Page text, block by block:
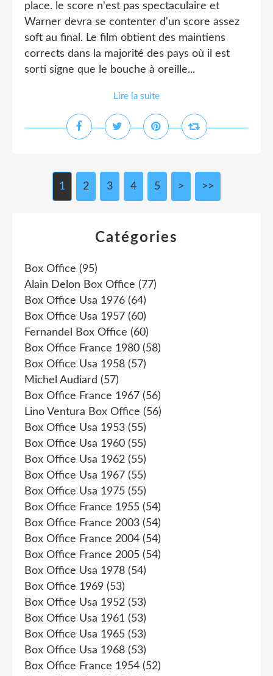
place. le score n'est pas spectaculaire et
Warner devra se contenter d'un score assez
soft au final. Le film obtient des maintiens
corrects dans la majorité des pays où il est
sorti signe que le bouche à oreille...
Lire la suite
1 2 3 4 5 > >>
Catégories
Box Office (95)
Alain Delon Box Office (77)
Box Office Usa 1976 (64)
Box Office Usa 1957 (60)
Fernandel Box Office (60)
Box Office France 1980 (58)
Box Office Usa 1958 (57)
Michel Audiard (57)
Box Office France 1967 (56)
Lino Ventura Box Office (56)
Box Office Usa 1953 (55)
Box Office Usa 1960 (55)
Box Office Usa 1962 (55)
Box Office Usa 1967 (55)
Box Office Usa 1975 (55)
Box Office France 1955 (54)
Box Office France 2003 (54)
Box Office France 2004 (54)
Box Office France 2005 (54)
Box Office Usa 1978 (54)
Box Office 1969 (53)
Box Office Usa 1952 (53)
Box Office Usa 1961 (53)
Box Office Usa 1965 (53)
Box Office Usa 1968 (53)
Box Office France 1954 (52)